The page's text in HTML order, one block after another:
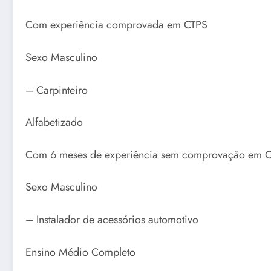
Com experiência comprovada em CTPS
Sexo Masculino
– Carpinteiro
Alfabetizado
Com 6 meses de experiência sem comprovação em
Sexo Masculino
– Instalador de acessórios automotivo
Ensino Médio Completo